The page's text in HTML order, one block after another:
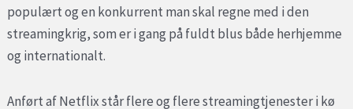
populært og en konkurrent man skal regne med i den
streamingkrig, som er i gang på fuldt blus både herhjemme
og internationalt.
Anført af Netflix står flere og flere streamingtjenester i kø